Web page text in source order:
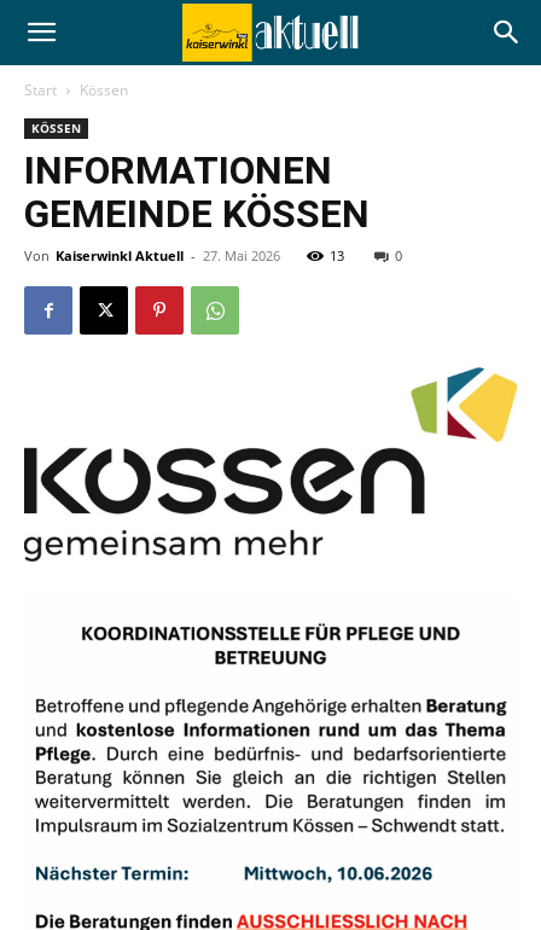
Start Kössen
KÖSSEN
INFORMATIONEN
GEMEINDE KÖSSEN
Von Kaiserwinkl Aktuell - 27. Mai 2026 13 0